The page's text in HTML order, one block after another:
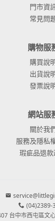
門市資
常見問
購物服
購買說
出貨說
發票說
網站服
關於我
服務及隱私
瑕疵品退
(04)2389-
台中市西屯區文